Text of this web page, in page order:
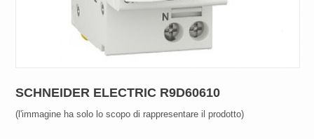
SCHNEIDER ELECTRIC R9D60610
(l'immagine ha solo lo scopo di rappresentare il prodotto)